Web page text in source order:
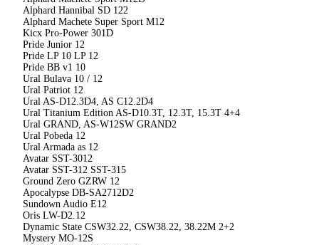
Alphard Hannibal SD 122
Alphard Machete Super Sport M12
Kicx Pro-Power 301D
Pride Junior 12
Pride LP 10 LP 12
Pride BB v1 10
Ural Bulava 10 / 12
Ural Patriot 12
Ural AS-D12.3D4, AS C12.2D4
Ural Titanium Edition AS-D10.3T, 12.3T, 15.3T 4+4
Ural GRAND, AS-W12SW GRAND2
Ural Pobeda 12
Ural Armada as 12
Avatar SST-3012
Avatar SST-312 SST-315
Ground Zero GZRW 12
Apocalypse DB-SA2712D2
Sundown Audio E12
Oris LW-D2.12
Dynamic State CSW32.22, CSW38.22, 38.22M 2+2
Mystery MO-12S